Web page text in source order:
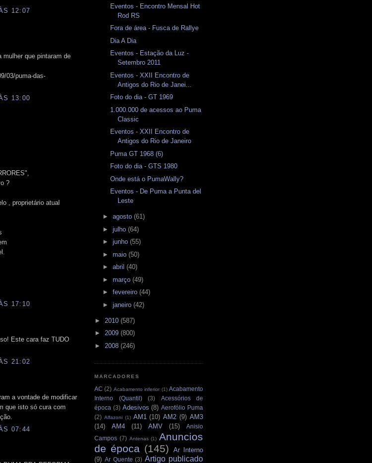
12:07
mulher que pintaram de
03/puma-das-
13:00
?
, proprietário atual
17:10
Este cara faz TUDO
21:02
a vontade de modificar
que isto só cura com
07:44
Eventos - Encontro Mensal Hot
Rod RS
Fora de área - Fusca de Rallye
Dia A Dia
Eventos - Estação da Luz -
Setembro 2011
Eventos - XXII Encontro de
Antigos do Rio de Janei...
Foto do dia - GT 1969
1.000.000 de acessos ao Puma
Classic
Eventos - XXII Encontro de
Antigos do Rio de Janeiro
Puma GT 1968 (6)
Foto do dia - GTS 1980
Onde está o PumaWally?
Eventos - De Puma a Punta del
Leste
► agosto (61)
► julho (64)
► junho (55)
► maio (50)
► abril (40)
► março (49)
► fevereiro (44)
► janeiro (42)
► 2010 (587)
► 2009 (800)
► 2008 (246)
MARCADORES
AC (2) Acabamento inferior (1) Acabamento
Interno (Quantil)
(3)
Acessórios de
época (3) Adesivos (8) Aerofólio Puma
(2) Alfazoni (1) AM1 (10) AM2 (9) AM3
(14)
AM4 (11) AMV (15)
Anisio
Campos (7) Antenas (1) Anuncios
de época (145)
Ar Interno
(9) Ar Quente (3) Artigo publicado